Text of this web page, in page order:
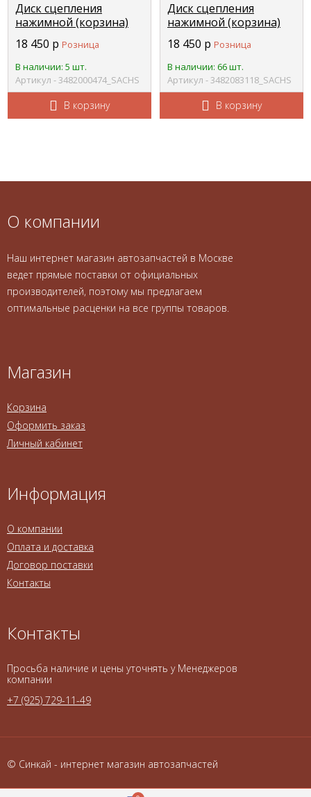
Диск сцепления
нажимной (корзина)
Zavod, МАЗ, 6ISBe
185,210 MFZ-395
3482123839/3482000464
SACHS 3482000474
18 450 р Розница
В наличии: 5 шт.
Артикул - 3482000474_SACHS
В корзину
Диск сцепления
нажимной (корзина)
Zavod, МАЗ MFZ 430мм,
SACHS
(3482083032/3482083219)
3482083118
18 450 р Розница
В наличии: 66 шт.
Артикул - 3482083118_SACHS
В корзину
О компании
Наш интернет магазин автозапчастей в Москве
ведет прямые поставки от официальных
производителей, поэтому мы предлагаем
оптимальные расценки на все группы товаров.
Магазин
Корзина
Оформить заказ
Личный кабинет
Информация
О компании
Оплата и доставка
Договор поставки
Контакты
Контакты
Просьба наличие и цены уточнять у Менеджеров
компании
+7 (925) 729-11-49
© Синкай - интернет магазин автозапчастей